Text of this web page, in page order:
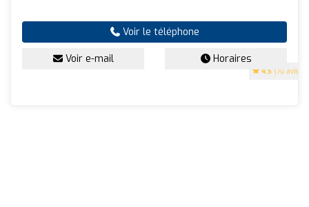
4.5 (70 avis)
Voir le téléphone
Voir e-mail Horaires